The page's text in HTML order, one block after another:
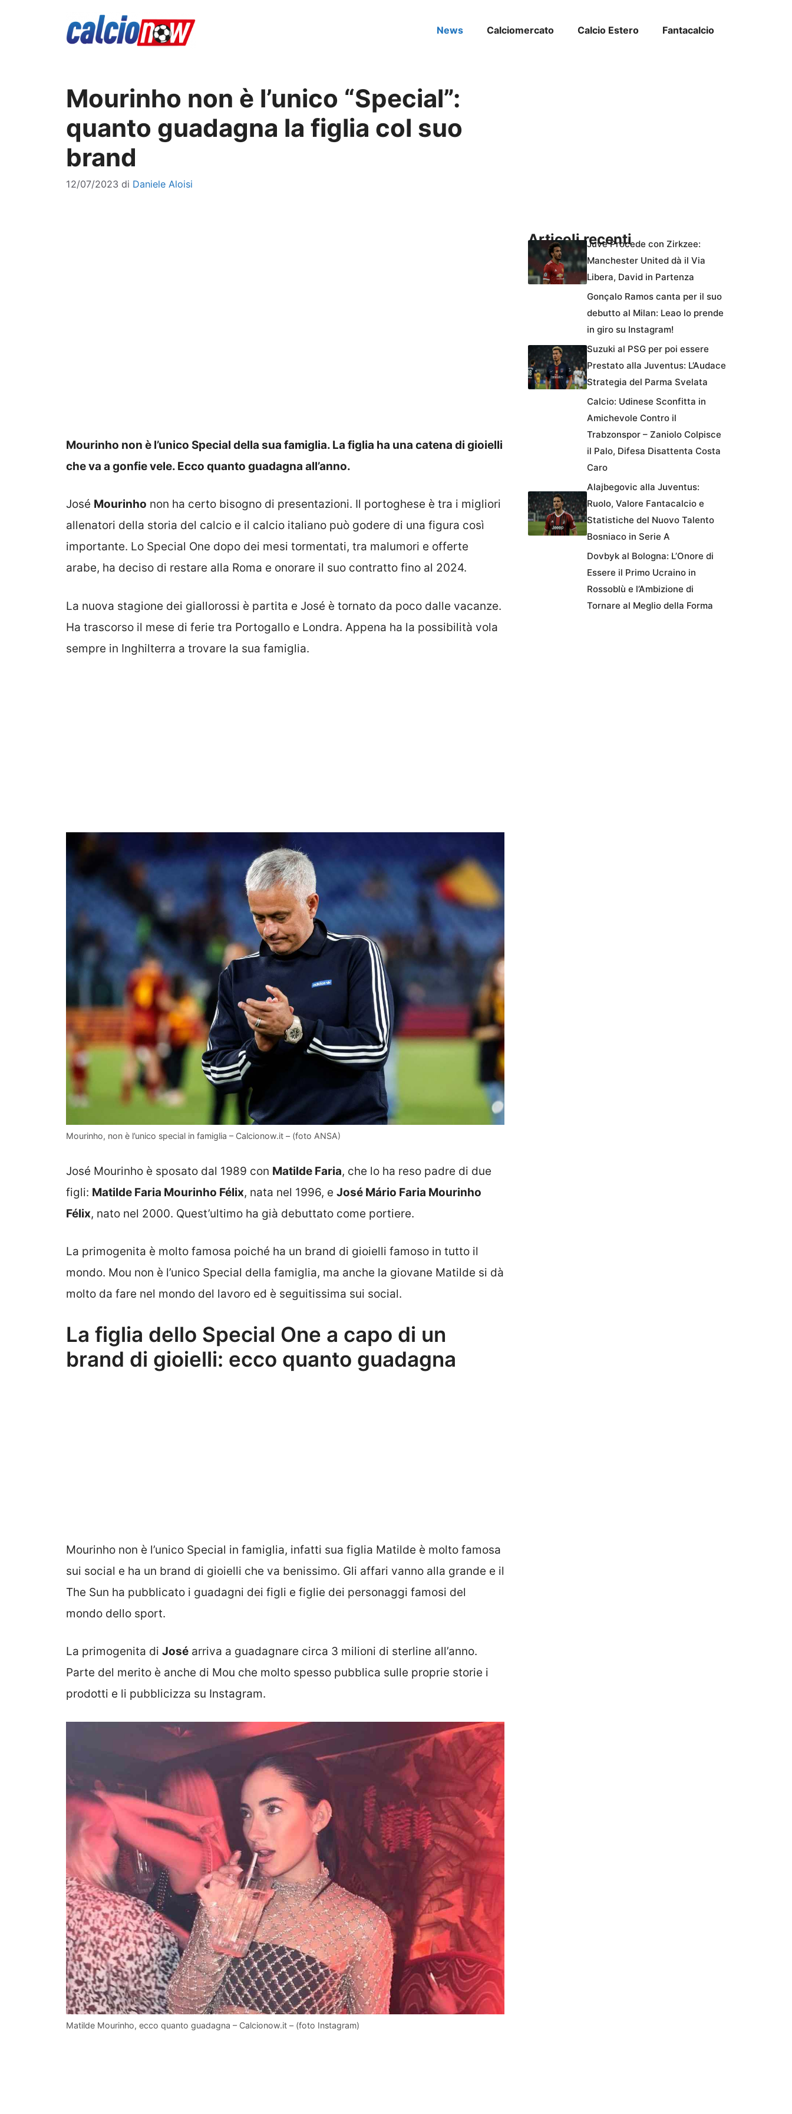
News Calciomercato Calcio Estero Fantacalcio
Mourinho non è l’unico “Special”:
quanto guadagna la figlia col suo
brand
12/07/2023 di Daniele Aloisi
Mourinho non è l’unico Special della sua famiglia. La figlia ha una catena di gioielli
che va a gonfie vele. Ecco quanto guadagna all’anno.
José Mourinho non ha certo bisogno di presentazioni. Il portoghese è tra i migliori
allenatori della storia del calcio e il calcio italiano può godere di una figura così
importante. Lo Special One dopo dei mesi tormentati, tra malumori e offerte
arabe, ha deciso di restare alla Roma e onorare il suo contratto fino al 2024.
La nuova stagione dei giallorossi è partita e José è tornato da poco dalle vacanze.
Ha trascorso il mese di ferie tra Portogallo e Londra. Appena ha la possibilità vola
sempre in Inghilterra a trovare la sua famiglia.
Mourinho, non è l’unico special in famiglia – Calcionow.it – (foto ANSA)
José Mourinho è sposato dal 1989 con Matilde Faria, che lo ha reso padre di due
figli: Matilde Faria Mourinho Félix, nata nel 1996, e José Mário Faria Mourinho
Félix, nato nel 2000. Quest’ultimo ha già debuttato come portiere.
La primogenita è molto famosa poiché ha un brand di gioielli famoso in tutto il
mondo. Mou non è l’unico Special della famiglia, ma anche la giovane Matilde si dà
molto da fare nel mondo del lavoro ed è seguitissima sui social.
La figlia dello Special One a capo di un
brand di gioielli: ecco quanto guadagna
Mourinho non è l’unico Special in famiglia, infatti sua figlia Matilde è molto famosa
sui social e ha un brand di gioielli che va benissimo. Gli affari vanno alla grande e il
The Sun ha pubblicato i guadagni dei figli e figlie dei personaggi famosi del
mondo dello sport.
La primogenita di José arriva a guadagnare circa 3 milioni di sterline all’anno.
Parte del merito è anche di Mou che molto spesso pubblica sulle proprie storie i
prodotti e li pubblicizza su Instagram.
Matilde Mourinho, ecco quanto guadagna – Calcionow.it – (foto Instagram)
Articoli recentiJuve Procede con Zirkzee:
Manchester United dà il Via
Libera, David in Partenza
Gonçalo Ramos canta per il suo
debutto al Milan: Leao lo prende
in giro su Instagram!
Suzuki al PSG per poi essere
Prestato alla Juventus: L’Audace
Strategia del Parma Svelata
Calcio: Udinese Sconfitta in
Amichevole Contro il
Trabzonspor – Zaniolo Colpisce
il Palo, Difesa Disattenta Costa
Caro
Alajbegovic alla Juventus:
Ruolo, Valore Fantacalcio e
Statistiche del Nuovo Talento
Bosniaco in Serie A
Dovbyk al Bologna: L’Onore di
Essere il Primo Ucraino in
Rossoblù e l’Ambizione di
Tornare al Meglio della Forma